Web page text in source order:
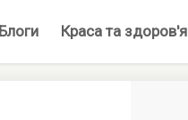
Блоги Краса та здоров'я